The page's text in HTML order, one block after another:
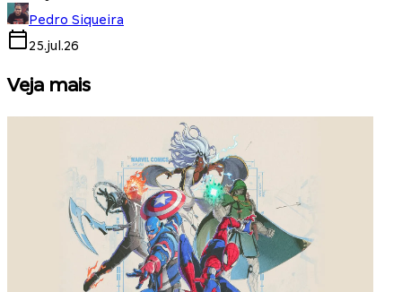
Pedro Siqueira
25.jul.26
Veja mais